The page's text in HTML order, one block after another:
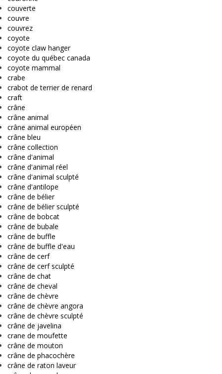
couverte
couvre
couvrez
coyote
coyote claw hanger
coyote du québec canada
coyote mammal
crabe
crabot de terrier de renard
craft
crâne
crâne animal
crâne animal européen
crâne bleu
crâne collection
crâne d'animal
crâne d'animal réel
crâne d'animal sculpté
crâne d'antilope
crâne de bélier
crâne de bélier sculpté
crâne de bobcat
crâne de bubale
crâne de buffle
crâne de buffle d'eau
crâne de cerf
crâne de cerf sculpté
crâne de chat
crâne de cheval
crâne de chèvre
crâne de chèvre angora
crâne de chèvre sculpté
crâne de javelina
crane de moufette
crâne de mouton
crâne de phacochère
crâne de raton laveur